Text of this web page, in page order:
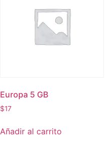
Europa 5 GB
$17
Añadir al carrito